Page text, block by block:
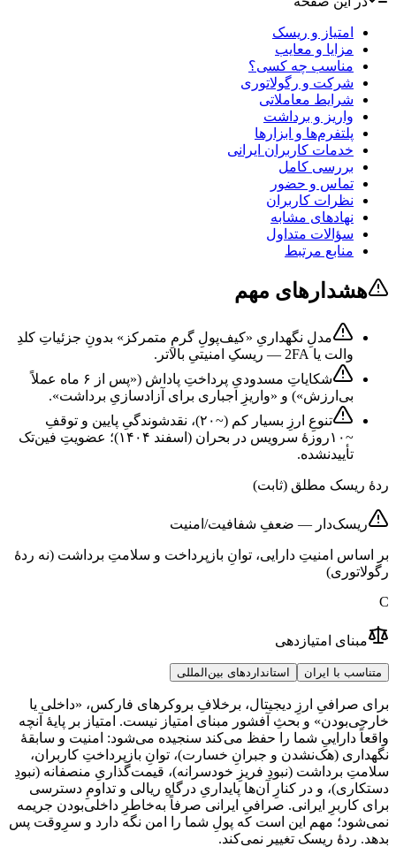
امتیاز و ریسک
مزایا و معایب
مناسب چه کسی؟
شرکت و رگولاتوری
شرایط معاملاتی
واریز و برداشت
پلتفرم‌ها و ابزارها
خدمات کاربران ایرانی
بررسی کامل
تماس و حضور
نظرات کاربران
نهادهای مشابه
سؤالات متداول
منابع مرتبط
هشدارهای مهم
مدلِ نگهداریِ «کیف‌پولِ گرمِ متمرکز» بدونِ جزئیاتِ کلدِ
والت یا 2FA — ریسکِ امنیتیِ بالاتر.
شکایاتِ مسدودیِ پرداختِ پاداش («پس از ۶ ماه عملاً
بی‌ارزش») و «واریزِ اجباری برای آزادسازیِ برداشت».
تنوعِ ارزِ بسیار کم (~۲۰)، نقدشوندگیِ پایین و توقفِ
~۱۰روزهٔ سرویس در بحران (اسفند ۱۴۰۴)؛ عضویتِ فین‌تک
تأییدنشده.
ردهٔ ریسک مطلق (ثابت)
ریسک‌دار — ضعفِ شفافیت/امنیت
بر اساس امنیتِ دارایی، توانِ بازپرداخت و سلامتِ برداشت (نه ردهٔ
رگولاتوری)
C
مبنای امتیازدهی
متناسب با ایران استانداردهای بین‌المللی
برای صرافیِ ارزِ دیجیتال، برخلافِ بروکرهای فارکس، «داخلی یا
خارجی‌بودن» و بحثِ آفشور مبنای امتیاز نیست. امتیاز بر پایهٔ آنچه
واقعاً داراییِ شما را حفظ می‌کند سنجیده می‌شود: امنیت و سابقهٔ
نگهداری (هک‌نشدن و جبرانِ خسارت)، توانِ بازپرداختِ کاربران،
سلامتِ برداشت (نبودِ فریزِ خودسرانه)، قیمت‌گذاریِ منصفانه (نبودِ
دستکاری)، و در کنارِ آن‌ها پایداریِ درگاهِ ریالی و تداومِ دسترسی
برای کاربرِ ایرانی. صرافیِ ایرانی صرفاً به‌خاطرِ داخلی‌بودن جریمه
نمی‌شود؛ مهم این است که پولِ شما را امن نگه دارد و سرِوقت پس
بدهد. ردهٔ ریسک تغییر نمی‌کند.